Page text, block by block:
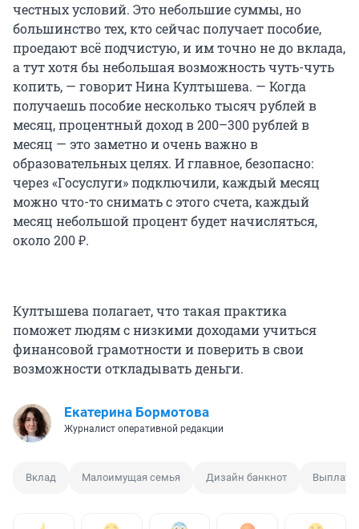
честных условий. Это небольшие суммы, но
большинство тех, кто сейчас получает пособие,
проедают всё подчистую, и им точно не до вклада,
а тут хотя бы небольшая возможность чуть-чуть
копить, — говорит Нина Култышева. — Когда
получаешь пособие несколько тысяч рублей в
месяц, процентный доход в 200–300 рублей в
месяц — это заметно и очень важно в
образовательных целях. И главное, безопасно:
через «Госуслуги» подключили, каждый месяц
можно что-то снимать с этого счета, каждый
месяц небольшой процент будет начисляться,
около 200 ₽.
Култышева полагает, что такая практика
поможет людям с низкими доходами учиться
финансовой грамотности и поверить в свои
возможности откладывать деньги.
Екатерина Бормотова
Журналист оперативной редакции
Вклад Малоимущая семья Дизайн банкнот Выплата